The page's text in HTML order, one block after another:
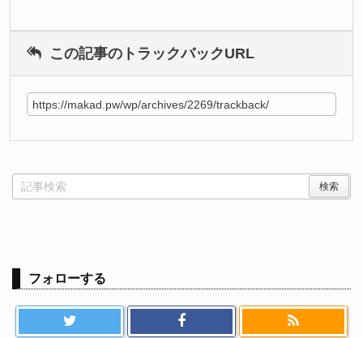
この記事のトラックバックURL
フォローする